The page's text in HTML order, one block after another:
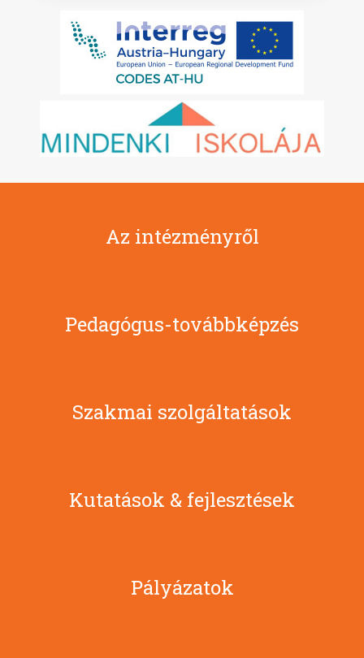
Az intézményről
Pedagógus-továbbképzés
Szakmai szolgáltatások
Kutatások & fejlesztések
Pályázatok